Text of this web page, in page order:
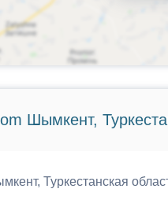
Шымкент,
Туркестанская